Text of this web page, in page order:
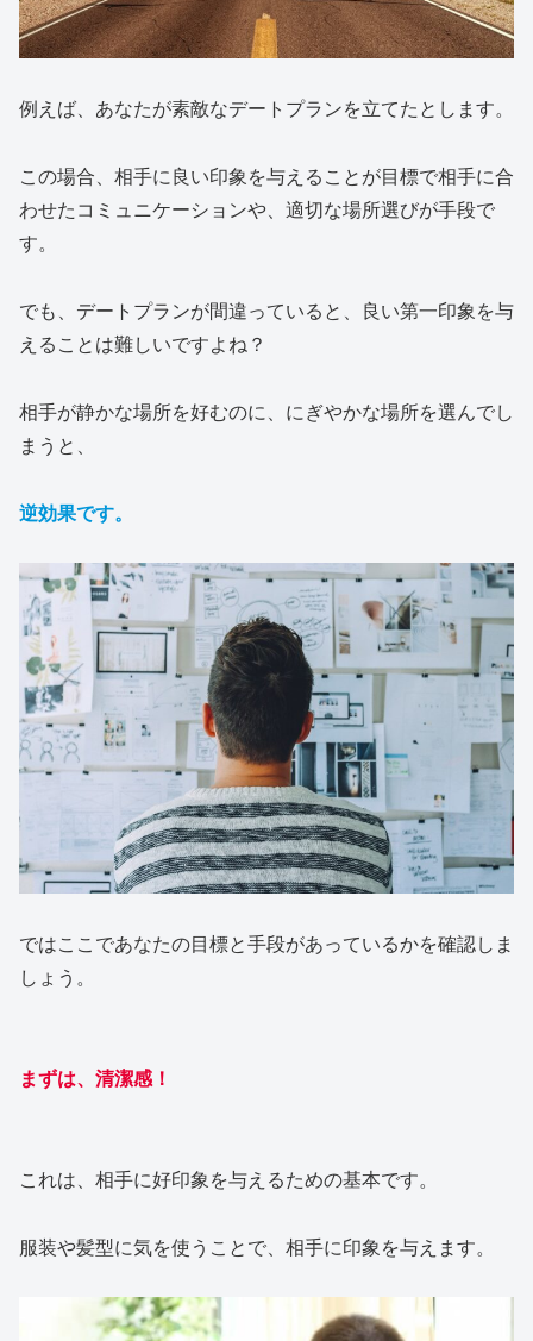
例えば、あなたが素敵なデートプランを立てたとします。
この場合、相手に良い印象を与えることが目標で相手に合
わせたコミュニケーションや、適切な場所選びが手段で
す。
でも、デートプランが間違っていると、良い第一印象を与
えることは難しいですよね？
相手が静かな場所を好むのに、にぎやかな場所を選んでし
まうと、
逆効果です。
ではここであなたの目標と手段があっているかを確認しま
しょう。
まずは、清潔感！
これは、相手に好印象を与えるための基本です。
服装や髪型に気を使うことで、相手に印象を与えます。